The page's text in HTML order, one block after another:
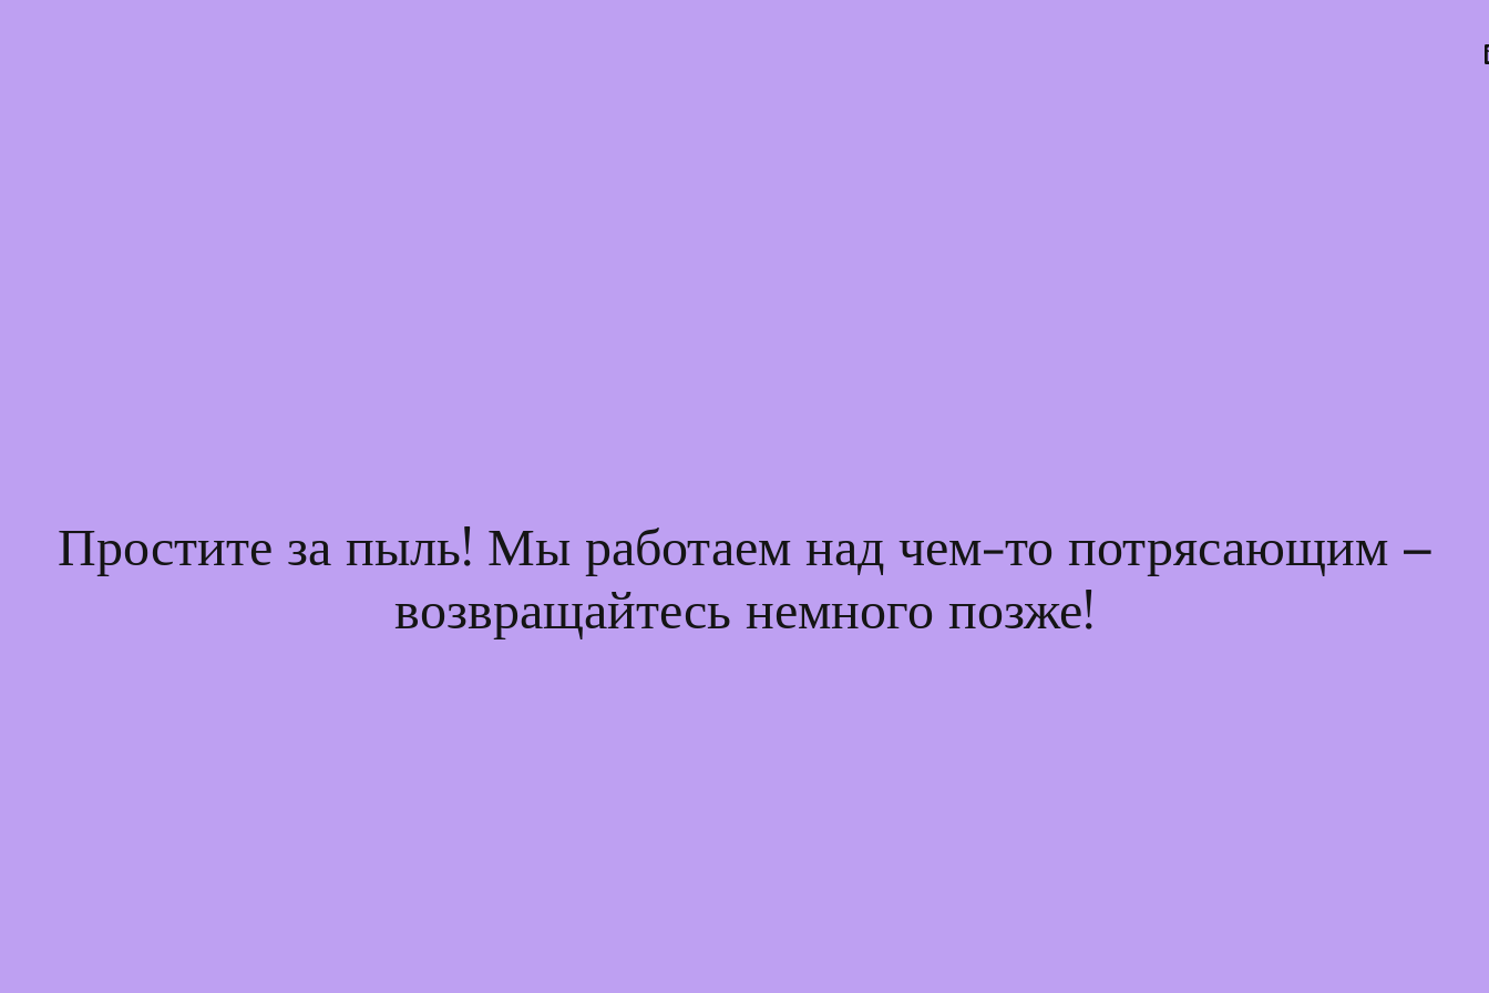
Простите за пыль! Мы работаем над чем-то потрясающим –
возвращайтесь немного позже!